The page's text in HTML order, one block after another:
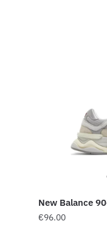
New Balance
€96.00